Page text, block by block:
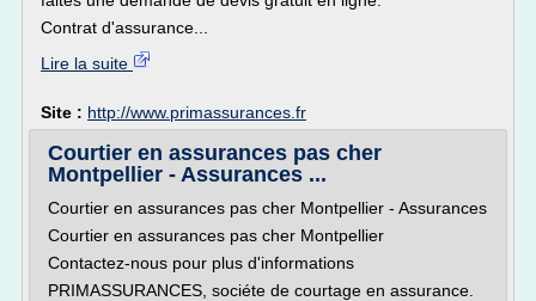
Contrat d'assurance...
Lire la suite
Site : http://www.primassurances.fr
Courtier en assurances pas cher
Montpellier - Assurances ...
Courtier en assurances pas cher Montpellier - Assurances
Courtier en assurances pas cher Montpellier
Contactez-nous pour plus d'informations
PRIMASSURANCES, sociéte de courtage en assurance.